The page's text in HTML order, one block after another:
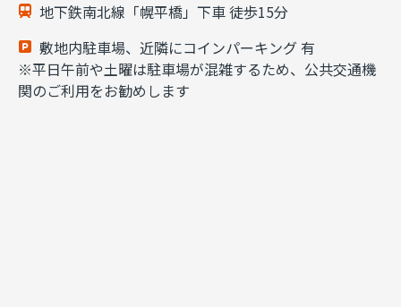
地下鉄南北線「幌平橋」下車 徒歩15分
敷地内駐車場、近隣にコインパーキング 有
※平日午前や土曜は駐車場が混雑するため、公共交通機
関のご利用をお勧めします